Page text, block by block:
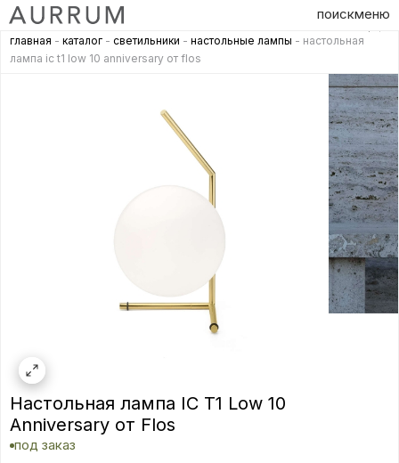
поискменю
главная - каталог - светильники - настольные лампы - настольная
лампа ic t1 low 10 anniversary от flos
Настольная лампа IC T1 Low 10
Anniversary от Flos
под заказ